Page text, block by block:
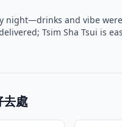
night—drinks and vibe
Tsim Sha Tsui is
去處